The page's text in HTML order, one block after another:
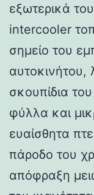
εξωτερικά
intercooler
σημείο του
αυτοκινήτου,
σκουπίδια
φύλλα και
ευαίσθητα
πάροδο του
απόφραξη